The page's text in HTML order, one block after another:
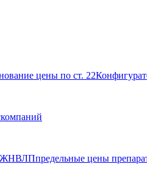
цены по ст. 22
ЖНВЛПпредельные цены